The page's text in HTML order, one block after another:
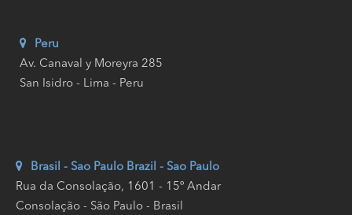
Peru
Av. Canaval y Moreyra 285
San Isidro - Lima - Peru
Brasil - Sao Paulo Brazil - Sao Paulo
Rua da Consolação, 1601 - 15º Andar
Consolação - São Paulo - Brasil